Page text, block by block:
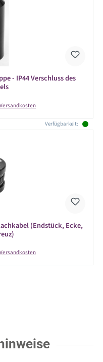
- IP44 Verschluss des
Preis:
Verfügbarkeit:
(Endstück, Ecke,
Preis: